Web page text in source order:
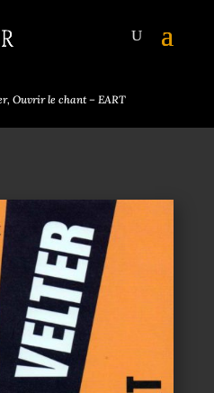
Ouvrir le chant – EART